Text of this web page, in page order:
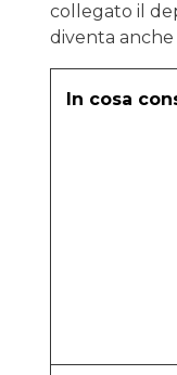
collegato il
diventa anche
In cosa